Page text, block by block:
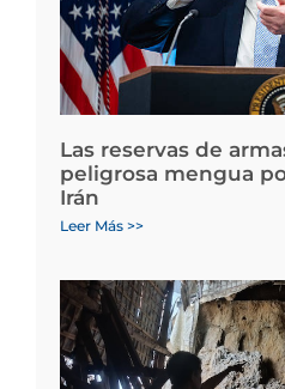
Las reservas de
peligrosa mengua
Irán
Leer Más >>